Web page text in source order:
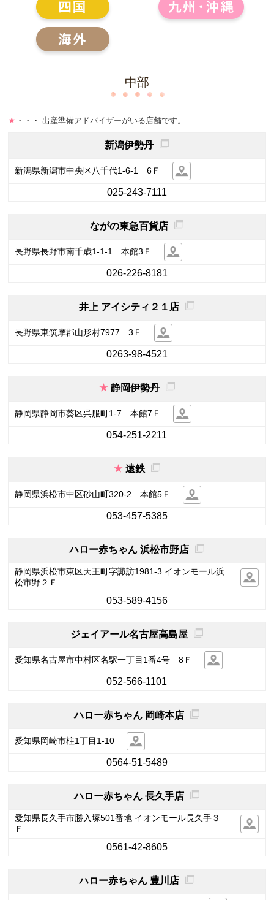
中部
★ ・・・ 出産準備アドバイザーがいる店舗です。
新潟伊勢丹
新潟県新潟市中央区八千代1-6-1 6Ｆ
025-243-7111
ながの東急百貨店
長野県長野市南千歳1-1-1 本館3Ｆ
026-226-8181
井上 アイシティ２１店
長野県東筑摩郡山形村7977 3Ｆ
0263-98-4521
静岡伊勢丹
静岡県静岡市葵区呉服町1-7 本館7Ｆ
054-251-2211
遠鉄
静岡県浜松市中区砂山町320-2 本館5Ｆ
053-457-5385
ハロー赤ちゃん 浜松市野店
静岡県浜松市東区天王町字諏訪1981-3 イオンモール浜
松市野２Ｆ
053-589-4156
ジェイアール名古屋高島屋
愛知県名古屋市中村区名駅一丁目1番4号 8Ｆ
052-566-1101
ハロー赤ちゃん 岡崎本店
愛知県岡崎市柱1丁目1-10
0564-51-5489
ハロー赤ちゃん 長久手店
愛知県長久手市勝入塚501番地 イオンモール長久手３
Ｆ
0561-42-8605
ハロー赤ちゃん 豊川店